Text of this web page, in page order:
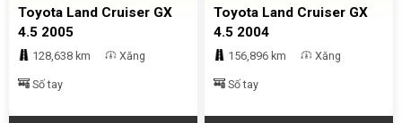
Toyota Land Cruiser GX
4.5 2005
128,638 km Xăng
Số tay
Toyota Land Cruiser GX
4.5 2004
156,896 km Xăng
Số tay